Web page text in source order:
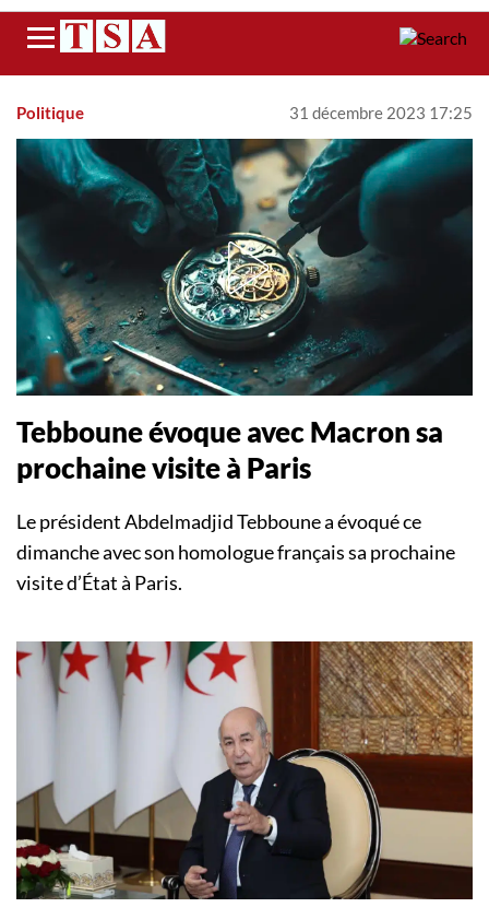
Menu
Politique 31 décembre 2023 17:25
Tebboune évoque avec Macron sa
prochaine visite à Paris
Le président Abdelmadjid Tebboune a évoqué ce
dimanche avec son homologue français sa prochaine
visite d’État à Paris.